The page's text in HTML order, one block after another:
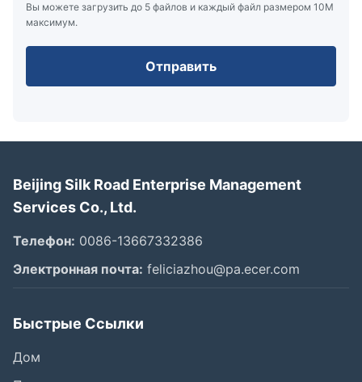
Вы можете загрузить до 5 файлов и каждый файл размером 10M
максимум.
Отправить
Beijing Silk Road Enterprise Management
Services Co., Ltd.
Телефон: 0086-13667332386
Электронная почта: feliciazhou@pa.ecer.com
Быстрые Ссылки
Дом